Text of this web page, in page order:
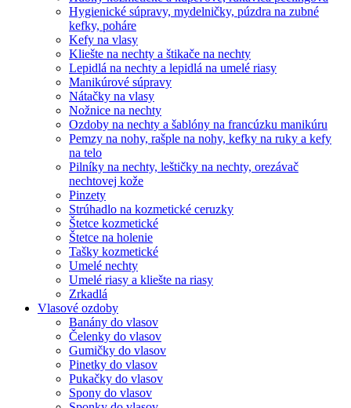
Hygienické súpravy, mydelničky, púzdra na zubné
kefky, poháre
Kefy na vlasy
Kliešte na nechty a štikače na nechty
Lepidlá na nechty a lepidlá na umelé riasy
Manikúrové súpravy
Nátačky na vlasy
Nožnice na nechty
Ozdoby na nechty a šablóny na francúzku manikúru
Pemzy na nohy, rašple na nohy, kefky na ruky a kefy
na telo
Pilníky na nechty, leštičky na nechty, orezávač
nechtovej kože
Pinzety
Strúhadlo na kozmetické ceruzky
Štetce kozmetické
Štetce na holenie
Tašky kozmetické
Umelé nechty
Umelé riasy a kliešte na riasy
Zrkadlá
Vlasové ozdoby
Banány do vlasov
Čelenky do vlasov
Gumičky do vlasov
Pinetky do vlasov
Pukačky do vlasov
Spony do vlasov